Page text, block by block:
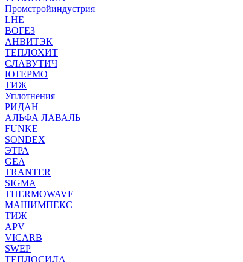
Промстройиндустрия
LHE
ВОГЕЗ
АНВИТЭК
ТЕПЛОХИТ
СЛАВУТИЧ
ЮТЕРМО
ТИЖ
Уплотнения
РИДАН
АЛЬФА ЛАВАЛЬ
FUNKE
SONDEX
ЭТРА
GEA
TRANTER
SIGMA
THERMOWAVE
МАШИМПЕКС
ТИЖ
APV
VICARB
SWEP
ТЕПЛОСИЛА